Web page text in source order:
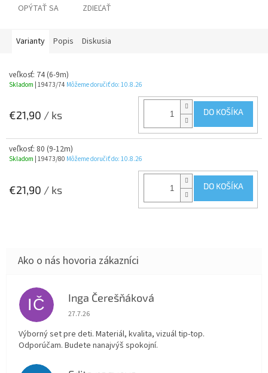
OPÝTAŤ SA ZDIEĽAŤ
Varianty Popis Diskusia
veľkosť: 74 (6-9m)
Skladom | 19473/74 Môžeme doručiť do: 10.8.26
€21,90 / ks DO KOŠÍKA
veľkosť: 80 (9-12m)
Skladom | 19473/80 Môžeme doručiť do: 10.8.26
€21,90 / ks DO KOŠÍKA
IČ Inga Čerešňáková
Hodnotenie obchodu je 5 z 5 hviezdičiek.
27.7.26
Výborný set pre deti. Materiál, kvalita, vizuál tip-top.
Odporúčam. Budete nanajvýš spokojní.